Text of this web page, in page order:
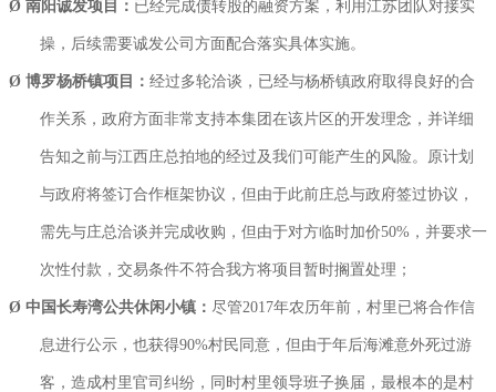
Ø 南阳诚发项目： 已经完成债转股的融资方案，利用江苏团队对接实
操，后续需要诚发公司方面配合落实具体实施。
Ø 博罗杨桥镇项目： 经过多轮洽谈，已经与杨桥镇政府取得良好的合
作关系，政府方面非常支持本集团在该片区的开发理念，并详细
告知之前与江西庄总拍地的经过及我们可能产生的风险。原计划
与政府将签订合作框架协议，但由于此前庄总与政府签过协议，
需先与庄总洽谈并完成收购，但由于对方临时加价50%，并要求一
次性付款，交易条件不符合我方将项目暂时搁置处理；
Ø 中国长寿湾公共休闲小镇： 尽管2017年农历年前，村里已将合作信
息进行公示，也获得90%村民同意，但由于年后海滩意外死过游
客，造成村里官司纠纷，同时村里领导班子换届，最根本的是村